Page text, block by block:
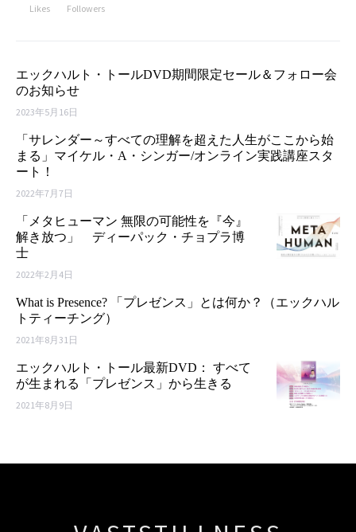
Likes Followers
エックハルト・トールDVD期間限定セール＆フォロー会
のお知らせ
2023年5月16日
「サレンダー～すべての理解を超えた人生がここから始
まる」マイケル・A・シンガー/オンライン実践講座スタ
ート！
2022年7月7日
「メタヒューマン 無限の可能性を『今』
解き放つ」 ディーパック・チョプラ博
士
2022年2月4日
What is Presence? 「プレゼンス」とは何か？（エックハル
トティーチング）
2021年8月31日
エックハルト・トール最新DVD： すべて
が生まれる「プレゼンス」から生きる
2021年8月9日